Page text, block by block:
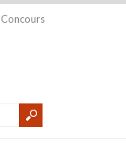
Concours